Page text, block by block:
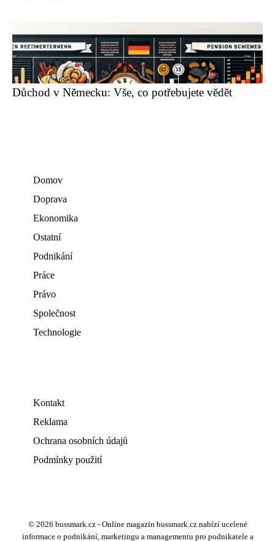
Důchod v Německu: Vše, co potřebujete vědět
Domov
Doprava
Ekonomika
Ostatní
Podnikání
Práce
Právo
Společnost
Technologie
Kontakt
Reklama
Ochrana osobních údajů
Podmínky použití
© 2026 bussmark.cz - Online magazín bussmark.cz nabízí ucelené
informace o podnikání, marketingu a managementu pro podnikatele a